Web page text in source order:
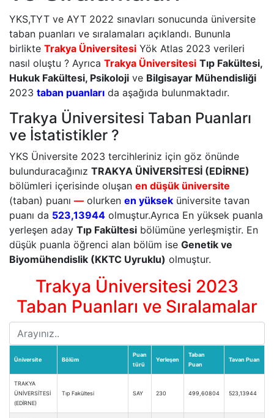
YKS,TYT ve AYT 2022 sınavları sonucunda üniversite
taban puanları ve sıralamaları açıklandı. Bununla
birlikte Trakya Üniversitesi Yök Atlas 2023 verileri
nasıl oluştu ? Ayrıca Trakya Üniversitesi Tıp Fakültesi,
Hukuk Fakültesi, Psikoloji ve Bilgisayar Mühendisliği
2023 taban puanları da aşağıda bulunmaktadır.
Trakya Üniversitesi Taban Puanları
ve İstatistikler ?
YKS Üniversite 2023 tercihleriniz için göz önünde
bulunduracağınız TRAKYA ÜNİVERSİTESİ (EDİRNE)
bölümleri içerisinde oluşan en düşük üniversite
(taban) puanı — olurken en yüksek üniversite tavan
puanı da 523,13944 olmuştur.Ayrıca En yüksek puanla
yerleşen aday Tıp Fakültesi bölümüne yerleşmiştir. En
düşük puanla öğrenci alan bölüm ise Genetik ve
Biyomühendislik (KKTC Uyruklu) olmuştur.
Trakya Üniversitesi 2023
Taban Puanları ve Sıralamalar
Üniversite Bölüm
Puan
türü
Yerleşen
Taban
Puan
Tavan Puan
TRAKYA
ÜNİVERSİTESİ
(EDİRNE)
Tıp Fakültesi SAY 230 499,60804 523,13944